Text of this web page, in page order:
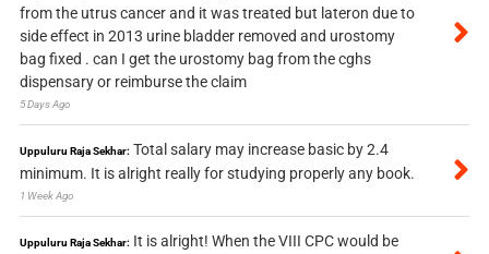
from the utrus cancer and it was treated but lateron due to
side effect in 2013 urine bladder removed and urostomy
bag fixed . can I get the urostomy bag from the cghs
dispensary or reimburse the claim
5 Days Ago
Uppuluru Raja Sekhar: Total salary may increase basic by 2.4
minimum. It is alright really for studying properly any book.
1 Week Ago
Uppuluru Raja Sekhar: It is alright! When the VIII CPC would be